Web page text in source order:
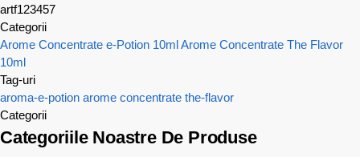
artf123457
Categorii
Arome Concentrate e-Potion 10mlArome Concentrate The Flavor
10ml
Tag-uri
aroma-e-potion arome concentrate the-flavor
Categorii
Categoriile Noastre De Produse